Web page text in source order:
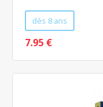
dès 8 ans
7.95 €